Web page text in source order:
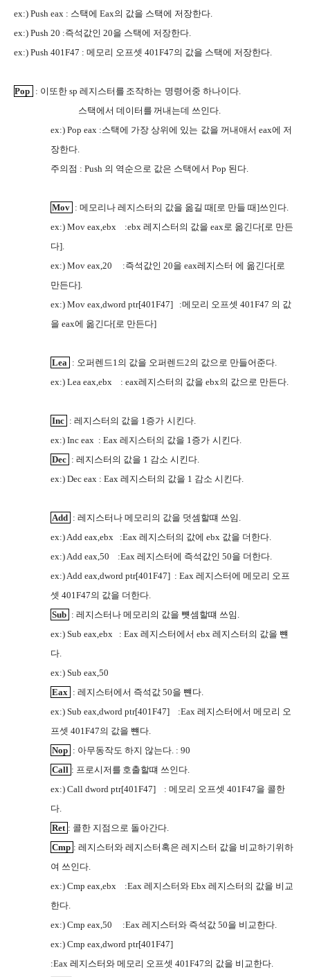
ex:) Push eax : 스택에 Eax의 값을 스택에 저장한다.
ex:) Push 20 :즉석값인 20을 스택에 저장한다.
ex:) Push 401F47 : 메모리 오프셋 401F47의 값을 스택에 저장한다.
Pop : 이또한sp 레지스터를 조작하는 명령어중 하나이다.
스택에서 데이터를 꺼내는데 쓰인다.
ex:) Pop eax :스택에 가장 상위에 있는 값을 꺼내애서 eax에 저
장한다.
주의점 : Push 의 역순으로 값은 스택에서 Pop 된다.
Mov : 메모리나 레지스터의 값을 옮길 때 [로 만들 때]쓰인다.
ex:) Mov eax,ebx
:ebx레지스터의 값을 eax로 옮긴다[로 만든
다].
ex:) Mov eax,20
:즉석값인 20을 eax레지스터 에 옮긴다[로
만든다].
ex:) Mov eax,dword ptr[401F47]
:메모리 오프셋 401F47 의 값
을 eax에 옮긴다[로 만든다]
Lea : 오퍼렌드1의 값을 오퍼렌드2의 값으로 만들어준다.
ex:) Lea eax,ebx
: eax레지스터의 값을 ebx의 값으로 만든다.
Inc : 레지스터의 값을 1증가 시킨다.
ex:) Inc eax : Eax레지스터의 값을 1증가 시킨다.
Dec : 레지스터의 값을 1 감소 시킨다.
ex:) Dec eax : Eax레지스터의 값을 1 감소 시킨다.
Add : 레지스터나 메모리의 값을 덧셈할떄 쓰임 .
ex:) Add eax,ebx
:Eax레지스터의 값에 ebx 값을 더한다.
ex:) Add eax,50
:Eax레지스터에 즉석값인 50을 더한다.
ex:) Add eax,dword ptr[401F47] : Eax레지스터에 메모리 오프
셋 401F47의 값을 더한다.
Sub : 레지스터나 메모리의 값을 뻇셈할떄 쓰임 .
ex:) Sub eax,ebx
: Eax레지스터에서 ebx레지스터의 값을 뺸
다.
ex:) Sub eax,50
Eax : 레지스터에서 즉석값50을 뺸다.
ex:) Sub eax,dword ptr[401F47]
:Eax레지스터에서 메모리 오
프셋 401F47의 값을 뺸다.
Nop : 아무동작도 하지 않는다. : 90
Call : 프로시저를 호출할떄 쓰인다.
ex:) Call dword ptr[401F47]
:메모리 오프셋 401F47을 콜한
다.
Ret : 콜한 지점으로 돌아간다.
Cmp : 레지스터와 레지스터혹은 레지스터 값을 비교하기위하
여 쓰인다.
ex:) Cmp eax,ebx
:Eax레지스터와 Ebx레지스터의 값을 비교
한다.
ex:) Cmp eax,50
:Eax레지스터와 즉석값 50을 비교한다.
ex:) Cmp eax,dword ptr[401F47]
:Eax레지스터와 메모리 오프셋 401F47의 값을 비교한다.